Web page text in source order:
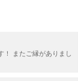
！ またご縁がありまし